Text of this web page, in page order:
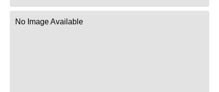
No Image Available